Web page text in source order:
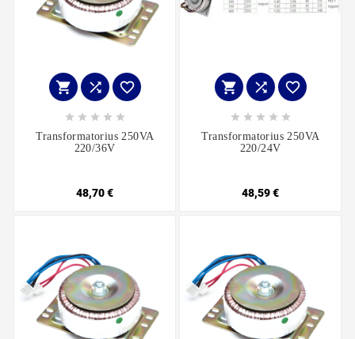
  
    
Transformatorius 250VA
220/36V
48,70 €
  
    
Transformatorius 250VA
220/24V
48,59 €